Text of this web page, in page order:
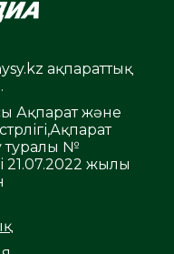
ақпараттық
Ақпарат және
туралы №
21.07.2022 жылы